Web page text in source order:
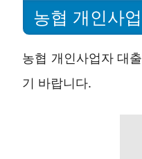
농협 개인사
농협 개인사업자 대
기 바랍니다.